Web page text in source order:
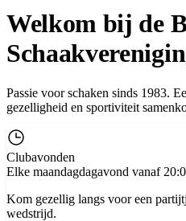
Welkom bij de
Passie voor schaken sinds 1983.
gezelligheid en sportiviteit
Clubavonden
Elke maandagdagavond vanaf
Kom gezellig langs voor een
wedstrijd.